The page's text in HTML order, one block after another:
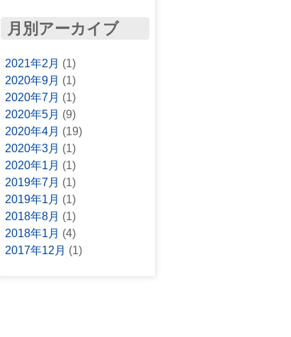
月別アーカイブ
2021年2月 (1)
2020年9月 (1)
2020年7月 (1)
2020年5月 (9)
2020年4月 (19)
2020年3月 (1)
2020年1月 (1)
2019年7月 (1)
2019年1月 (1)
2018年8月 (1)
2018年1月 (4)
2017年12月 (1)